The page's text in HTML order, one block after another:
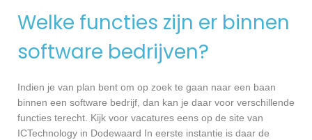
Welke functies zijn er binnen
software bedrijven?
Indien je van plan bent om op zoek te gaan naar een baan
binnen een software bedrijf, dan kan je daar voor verschillende
functies terecht. Kijk voor vacatures eens op de site van
ICTechnology in Dodewaard In eerste instantie is daar de